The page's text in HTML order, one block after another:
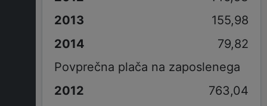
155,98
79,82
Povprečna plača na zaposlenega
763,04